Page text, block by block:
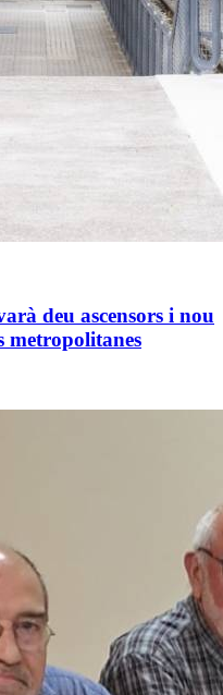
deu ascensors i nou
metropolitanes